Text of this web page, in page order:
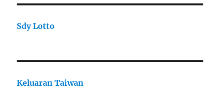
Sdy Lotto
Keluaran Taiwan